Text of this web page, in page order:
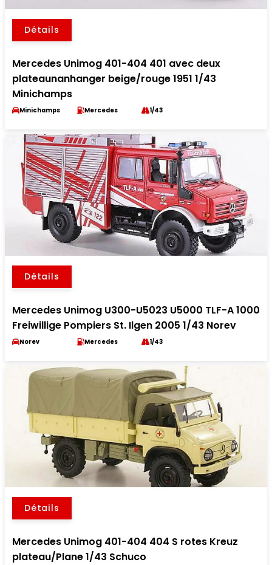
Détails
Mercedes Unimog 401-404 401 avec deux
plateaunanhanger beige/rouge 1951 1/43
Minichamps
Minichamps Mercedes 1/43
Détails
Mercedes Unimog U300-U5023 U5000 TLF-A 1000
Freiwillige Pompiers St. Ilgen 2005 1/43 Norev
Norev Mercedes 1/43
Détails
Mercedes Unimog 401-404 404 S rotes Kreuz
plateau/Plane 1/43 Schuco